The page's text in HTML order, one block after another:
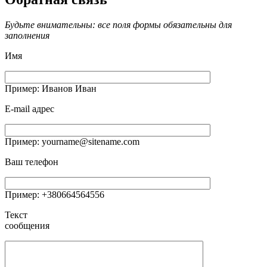
Будьте внимательны: все поля формы обязательны для
заполнения
Имя
Пример: Иванов Иван
E-mail адрес
Пример: yourname@sitename.com
Ваш телефон
Пример: +380664564556
Текст
сообщения